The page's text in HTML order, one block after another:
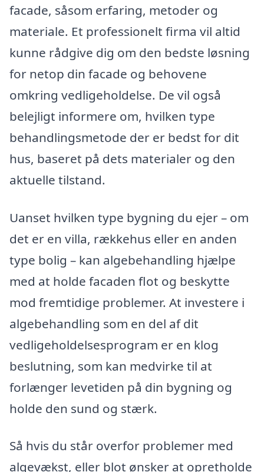
facade, såsom erfaring, metoder og
materiale. Et professionelt firma vil altid
kunne rådgive dig om den bedste løsning
for netop din facade og behovene
omkring vedligeholdelse. De vil også
belejligt informere om, hvilken type
behandlingsmetode der er bedst for dit
hus, baseret på dets materialer og den
aktuelle tilstand.
Uanset hvilken type bygning du ejer – om
det er en villa, rækkehus eller en anden
type bolig – kan algebehandling hjælpe
med at holde facaden flot og beskytte
mod fremtidige problemer. At investere i
algebehandling som en del af dit
vedligeholdelsesprogram er en klog
beslutning, som kan medvirke til at
forlænger levetiden på din bygning og
holde den sund og stærk.
Så hvis du står overfor problemer med
algevækst, eller blot ønsker at opretholde